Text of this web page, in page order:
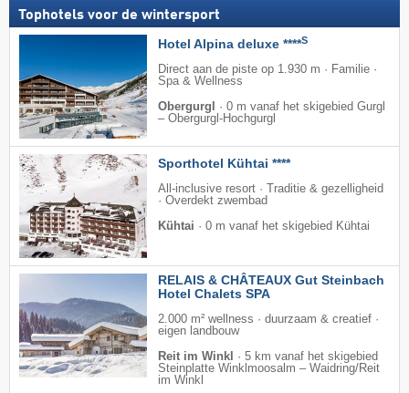
Tophotels voor de wintersport
Hotel Alpina deluxe ****S
Direct aan de piste op 1.930 m · Familie ·
Spa & Wellness
Obergurgl
· 0 m vanaf het skigebied Gurgl
– Obergurgl-Hochgurgl
Sporthotel Kühtai ****
All-inclusive resort · Traditie & gezelligheid
· Overdekt zwembad
Kühtai · 0 m vanaf het skigebied Kühtai
RELAIS & CHÂTEAUX Gut Steinbach
Hotel Chalets SPA
2.000 m² wellness · duurzaam & creatief ·
eigen landbouw
Reit im Winkl
· 5 km vanaf het skigebied
Steinplatte Winklmoosalm – Waidring/​Reit
im Winkl